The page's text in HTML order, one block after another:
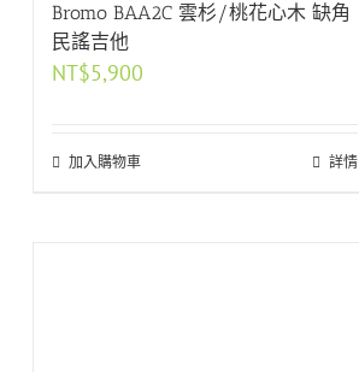
Bromo BAA2C 雲杉/桃花心木 缺角
民謠吉他
NT$5,900
加入購物車 詳情